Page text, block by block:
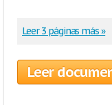
Leer 3 páginas más »
Leer